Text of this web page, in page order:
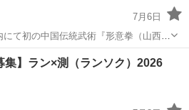
7月6日
て初の中国伝統武術『形意拳（山西
を開催します。 - 内容は、形意拳の基
から始まり、最基本技である【三体式
スポーツ
集】ラン×測（ランソク）2026